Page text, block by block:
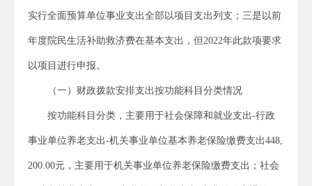
实行全面预算单位事业支出全部以项目支出列支；三是以前
年度院民生活补助救济费在基本支出，但2022年此款项要求
以项目进行申报。
（一）财政拨款安排支出按功能科目分类情况
按功能科目分类，主要用于社会保障和就业支出-行政
事业单位养老支出-机关事业单位基本养老保险缴费支出448,
200.00元，主要用于机关事业单位养老保险缴费支出；社会